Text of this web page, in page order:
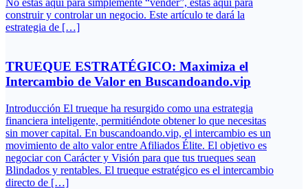
No estás aquí para simplemente “vender”, estás aquí para
construir y controlar un negocio. Este artículo te dará la
estrategia de […]
TRUEQUE ESTRATÉGICO: Maximiza el
Intercambio de Valor en Buscandoando.vip
Introducción El trueque ha resurgido como una estrategia
financiera inteligente, permitiéndote obtener lo que necesitas
sin mover capital. En buscandoando.vip, el intercambio es un
movimiento de alto valor entre Afiliados Élite. El objetivo es
negociar con Carácter y Visión para que tus trueques sean
Blindados y rentables. El trueque estratégico es el intercambio
directo de […]